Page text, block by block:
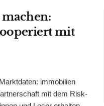
mit
immobilien
mit dem Risk-